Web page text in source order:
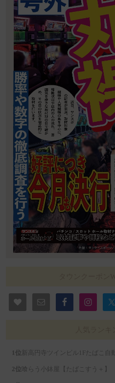
新高円寺ツインビル1Fたばこ自
喰らう小鉢屋【たばこすう＋】